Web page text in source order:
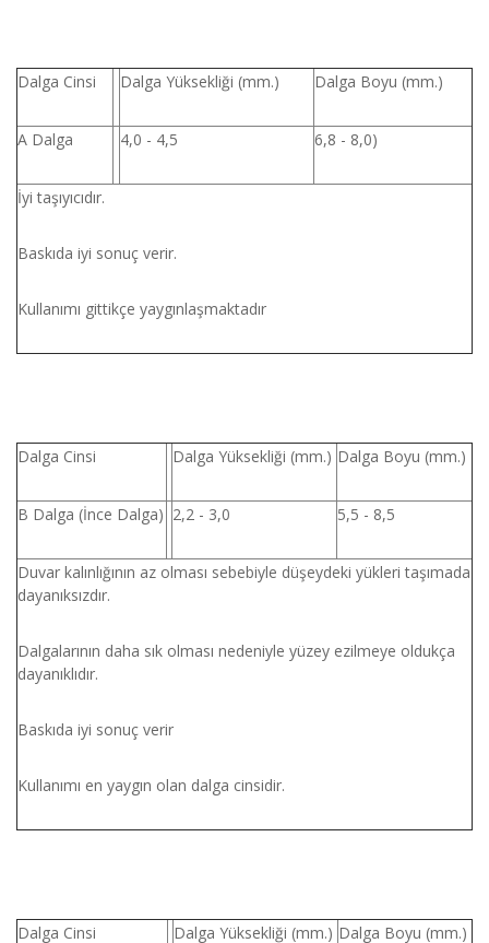
Dalga Cinsi Dalga Yüksekliği (mm.) Dalga Boyu (mm.)
A Dalga 4,0 - 4,5 6,8 - 8,0)
İyi taşıyıcıdır.
Baskıda iyi sonuç verir.
Kullanımı gittikçe yaygınlaşmaktadır
Dalga Cinsi Dalga Yüksekliği (mm.) Dalga Boyu (mm.)
B Dalga (İnce Dalga) 2,2 - 3,0 5,5 - 8,5
Duvar kalınlığının az olması sebebiyle düşeydeki yükleri taşımada
dayanıksızdır.
Dalgalarının daha sık olması nedeniyle yüzey ezilmeye oldukça
dayanıklıdır.
Baskıda iyi sonuç verir
Kullanımı en yaygın olan dalga cinsidir.
Dalga Cinsi Dalga Yüksekliği (mm.) Dalga Boyu (mm.)